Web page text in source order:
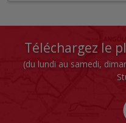
Téléchargez le
(du lundi au samedi,